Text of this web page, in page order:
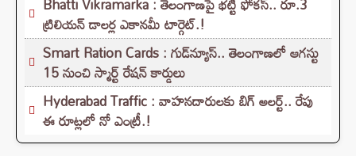
ట్రిలియన్‌ డాలర్ల ఎకానమీ టార్గెట్.!
Smart Ration Cards : గుడ్‌న్యూస్‌.. తెలంగాణలో ఆగస్టు
15 నుంచి స్మార్ట్‌ రేషన్‌ కార్డులు
Hyderabad Traffic : వాహనదారులకు బిగ్ అలర్ట్.. రేపు
ఈ రూట్లలో నో ఎంట్రీ.!